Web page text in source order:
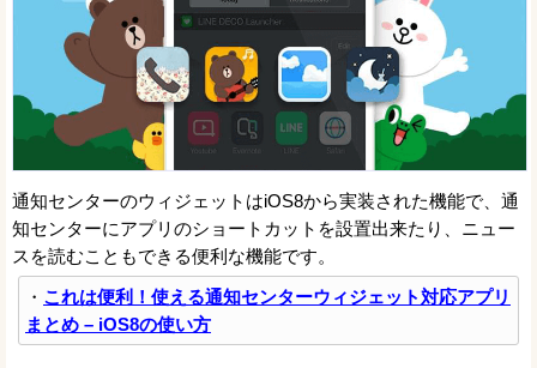
通知センターのウィジェットはiOS8から実装された機能で、通
知センターにアプリのショートカットを設置出来たり、ニュー
スを読むこともできる便利な機能です。
・ これは便利！使える通知センターウィジェット対応アプリ
まとめ – iOS8の使い方